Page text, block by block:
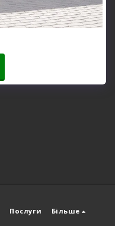
Послуги Більше